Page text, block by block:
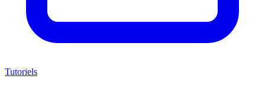
Tutoriels